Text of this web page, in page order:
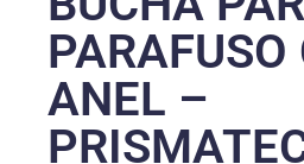
PARAFUSO
ANEL –